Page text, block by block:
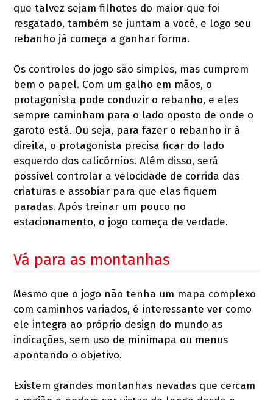
que talvez sejam filhotes do maior que foi
resgatado, também se juntam a você, e logo seu
rebanho já começa a ganhar forma.
Os controles do jogo são simples, mas cumprem
bem o papel. Com um galho em mãos, o
protagonista pode conduzir o rebanho, e eles
sempre caminham para o lado oposto de onde o
garoto está. Ou seja, para fazer o rebanho ir à
direita, o protagonista precisa ficar do lado
esquerdo dos calicórnios. Além disso, será
possível controlar a velocidade de corrida das
criaturas e assobiar para que elas fiquem
paradas. Após treinar um pouco no
estacionamento, o jogo começa de verdade.
Vá para as montanhas
Mesmo que o jogo não tenha um mapa complexo
com caminhos variados, é interessante ver como
ele integra ao próprio design do mundo as
indicações, sem uso de minimapa ou menus
apontando o objetivo.
Existem grandes montanhas nevadas que cercam